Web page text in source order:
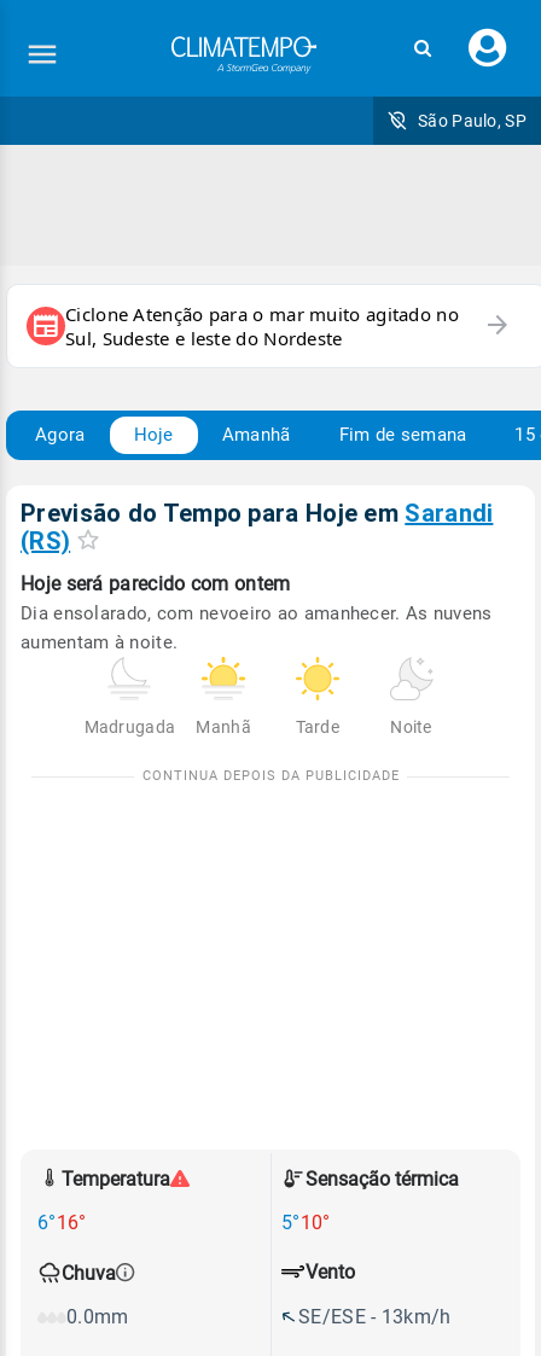
seu
São Paulo, SP
newspaper Ciclone Atenção para o mar muito agitado no
Sul, Sudeste e leste do Nordeste
arrow_forward
Agora Hoje Amanhã Fim de semana 15
Previsão do Tempo para Hoje em Sarandi
(RS)
Hoje será parecido com ontem
Dia ensolarado, com nevoeiro ao amanhecer. As nuvens
aumentam à noite.
Madrugada Manhã Tarde Noite
Temperatura
6°16°
Sensação térmica
5°10°
Chuva
0.0mm
Vento
SE/ESE - 13km/h